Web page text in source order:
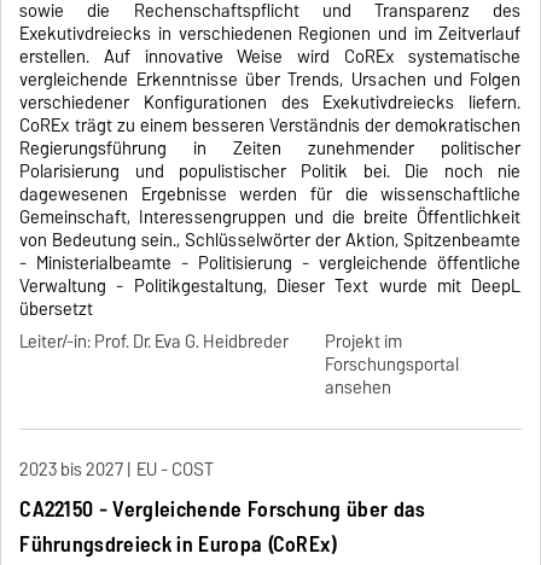
sowie die Rechenschaftspflicht und Transparenz des
Exekutivdreiecks in verschiedenen Regionen und im Zeitverlauf
erstellen. Auf innovative Weise wird CoREx systematische
vergleichende Erkenntnisse über Trends, Ursachen und Folgen
verschiedener Konfigurationen des Exekutivdreiecks liefern.
CoREx trägt zu einem besseren Verständnis der demokratischen
Regierungsführung in Zeiten zunehmender politischer
Polarisierung und populistischer Politik bei. Die noch nie
dagewesenen Ergebnisse werden für die wissenschaftliche
Gemeinschaft, Interessengruppen und die breite Öffentlichkeit
von Bedeutung sein., Schlüsselwörter der Aktion, Spitzenbeamte
- Ministerialbeamte - Politisierung - vergleichende öffentliche
Verwaltung - Politikgestaltung, Dieser Text wurde mit DeepL
übersetzt
Leiter/-in: Prof. Dr. Eva G. Heidbreder
Projekt im
Forschungsportal
ansehen
2023 bis 2027 EU - COST
CA22150 - Vergleichende Forschung über das
Führungsdreieck in Europa (CoREx)